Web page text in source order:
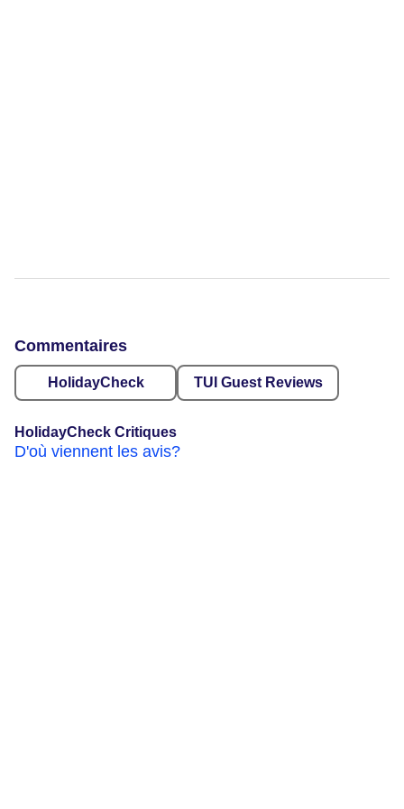
Commentaires
HolidayCheck TUI Guest Reviews
HolidayCheck Critiques
D'où viennent les avis?